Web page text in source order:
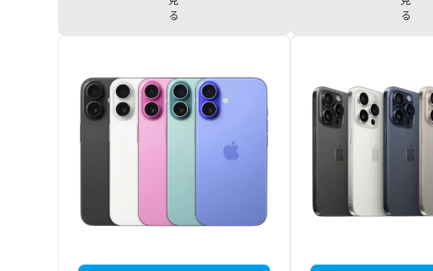
iPhone16 Pro 512GB
¥195,500
iPhone16 Pro 256GB
¥172,500
iPhone16 Pro 128GB
¥150,000
iPhone16 Plus 256GB
iPhone16 Plus 128GB